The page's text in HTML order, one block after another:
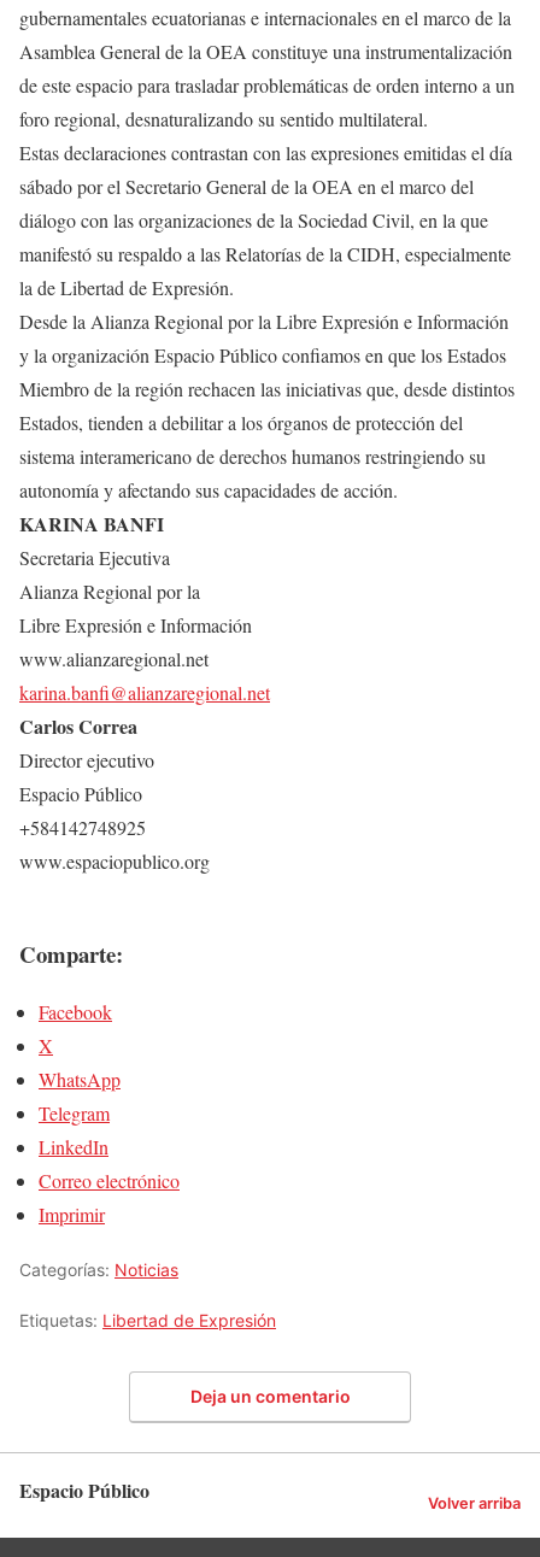
gubernamentales ecuatorianas e internacionales en el marco de la
Asamblea General de la OEA constituye una instrumentalización
de este espacio para trasladar problemáticas de orden interno a un
foro regional, desnaturalizando su sentido multilateral.
Estas declaraciones contrastan con las expresiones emitidas el día
sábado por el Secretario General de la OEA en el marco del
diálogo con las organizaciones de la Sociedad Civil, en la que
manifestó su respaldo a las Relatorías de la CIDH, especialmente
la de Libertad de Expresión.
Desde la Alianza Regional por la Libre Expresión e Información
y la organización Espacio Público confiamos en que los Estados
Miembro de la región rechacen las iniciativas que, desde distintos
Estados, tienden a debilitar a los órganos de protección del
sistema interamericano de derechos humanos restringiendo su
autonomía y afectando sus capacidades de acción.
KARINA BANFI
Secretaria Ejecutiva
Alianza Regional por la
Libre Expresión e Información
www.alianzaregional.net
karina.banfi@alianzaregional.net
Carlos Correa
Director ejecutivo
Espacio Público
+584142748925
www.espaciopublico.org
Comparte:
Facebook
X
WhatsApp
Telegram
LinkedIn
Correo electrónico
Imprimir
Categorías: Noticias
Etiquetas: Libertad de Expresión
Deja un comentario
Espacio Público Volver arriba